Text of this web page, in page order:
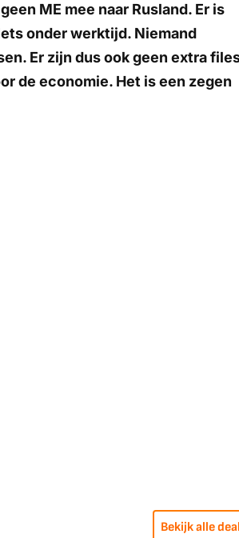
ME mee naar Rusland. Er is
onder werktijd. Niemand
Er zijn dus ook geen extra
de economie. Het is een zegen
Bekijk alle